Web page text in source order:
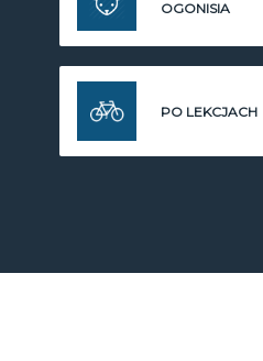
OGONISIA
PO LEKCJACH